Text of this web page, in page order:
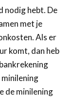
nodig hebt. De
met je
Als er
komt, dan heb
minilening
de minilening